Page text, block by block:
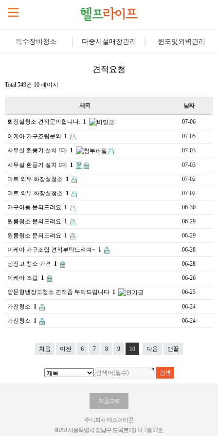
특수장비청소 다중시설매장관리 윈도및외벽관리
견적요청
Total 549건 10 페이지
제목 날짜
화장실청소 견적문의합니다. 1 07-06
이케아 가구조립문의 1 07-05
사무실 환풍기 설치 1대 1 07-03
사무실 환풍기 설치 1대 1 07-03
마트 외부 화장실청소 1 07-02
마트 외부 화장실청소 1 07-02
가구이동 문의드려요 1 06-30
원룸청소 문의드려요 1 06-29
원룸청소 문의드려요 1 06-29
이케아 가구조립 견적부탁드려여~ 1 06-28
냉장고 청소 가격 1 06-28
이케아 조립 1 06-26
양문형냉장고청소 견적좀 부탁드립니다 1 06-25
가전청소 1 06-24
가전청소 1 06-24
처음 이전 6 7 8 9 10 다음 맨끝
처음으로
주식회사 에스아이콘
06253 서울특별시 강남구 도곡로1길 14, 7층 22호